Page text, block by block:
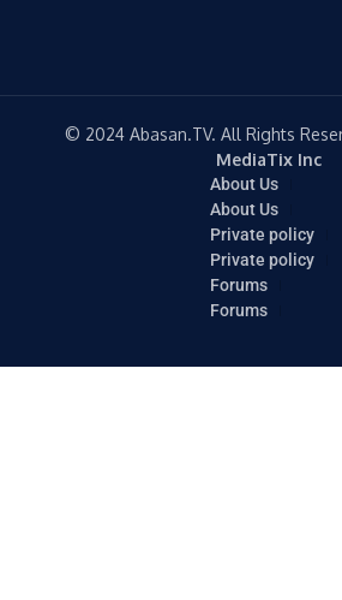
© 2024 Abasan.TV. All Rights
MediaTix Inc
About Us
About Us
Private policy
Private policy
Forums
Forums